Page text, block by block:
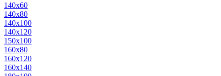
140х60
140х80
140х100
140х120
150х100
160х80
160х120
160х140